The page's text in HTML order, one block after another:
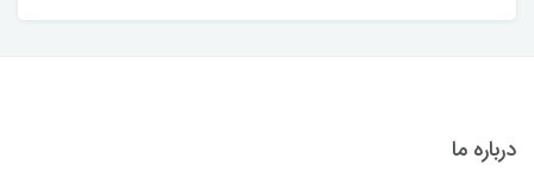
درباره ما